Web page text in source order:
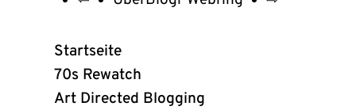
UberBlogr
Webring
Links
Startseite
70s Rewatch
Art Directed Blogging